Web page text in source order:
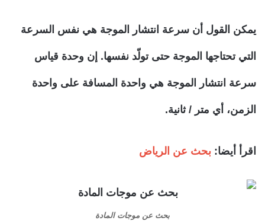
يمكن القول أن سرعة انتشار الموجة هي نفس السرعة
التي تحتاجها الموجة حتى تولّد نفسها. إن وحدة قياس
سرعة انتشار الموجة هي واحدة المسافة على واحدة
الزمن، أي متر / ثانية.
اقرأ أيضا: بحث عن الرياض
بحث عن موجات المادة